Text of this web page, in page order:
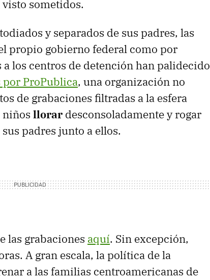
sometidos.
y separados de sus padres, las
propio gobierno federal como por
los centros de detención han palidecido
ProPublica, una organización no
de grabaciones filtradas a la esfera
niños llorar desconsoladamente y rogar
padres junto a ellos.
las grabaciones aquí. Sin excepción,
A gran escala, la política de la
a las familias centroamericanas de